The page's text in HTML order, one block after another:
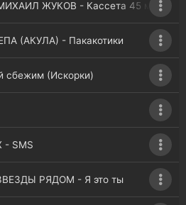
ЖУКОВ - Кассета 45 минут
(АКУЛА) - Пакакотики
сбежим (Искорки)
- SMS
РЯДОМ - Я это ты